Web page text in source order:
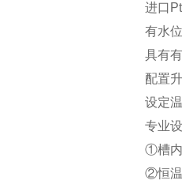
进口
有水
具有
配置
设定
专业
①槽
②恒